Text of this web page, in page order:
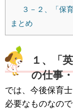
３－２、「保
まとめ
１、「
の仕事
では、今後保育
必要なものなの